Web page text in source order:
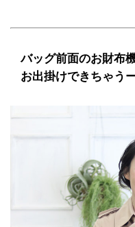
バッグ前面のお財布
お出掛けできちゃうー